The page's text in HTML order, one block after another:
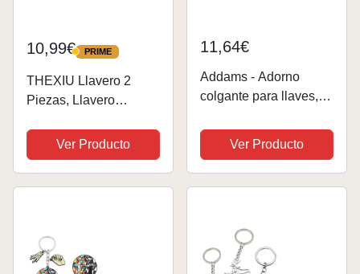
10,99€ PRIME
PRIME
THEXIU Llavero 2
Piezas, Llavero
Temático, Keychain
para Niños, Regalos
de Fiesta de
y Niñas
Ver Producto
11,64€
Addams - Adorno
colgante para llaves,
llavero de dibujos
animados para llaves,
tarjetas, accesorios de
Ver Producto